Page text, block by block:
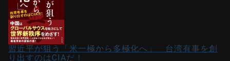
習近平が狙う「米一極から多極化へ」 台湾有事を創
り出すのはCIAだ！